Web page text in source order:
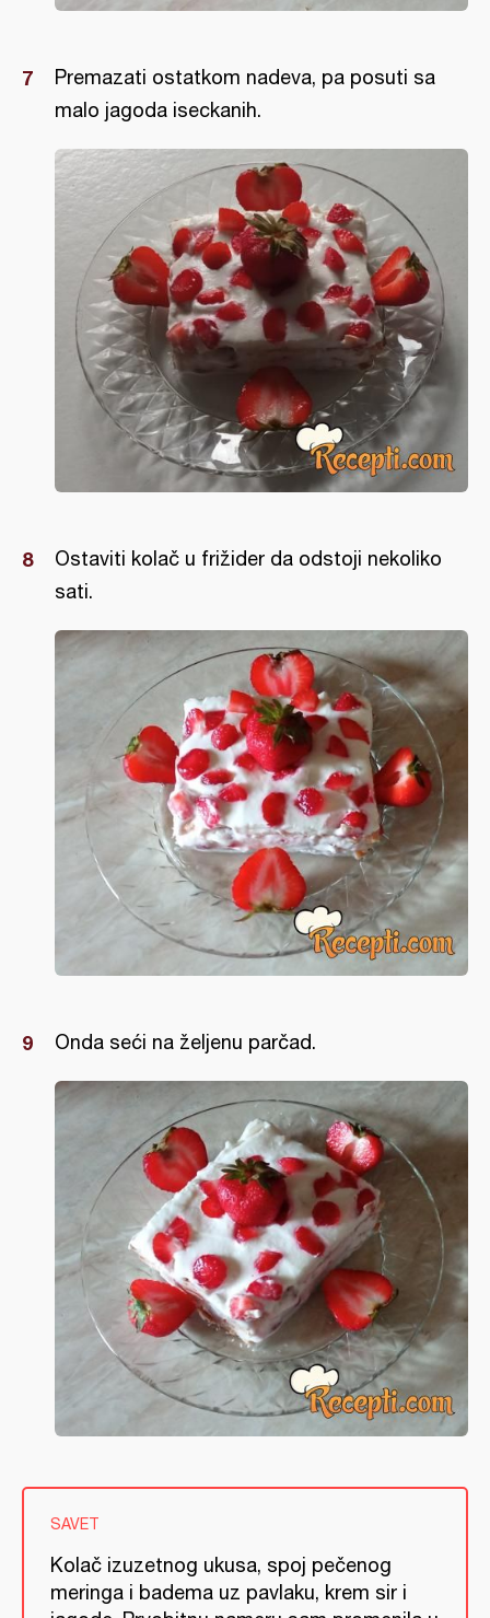
Premazati ostatkom nadeva, pa posuti sa
malo jagoda iseckanih.
Ostaviti kolač u frižider da odstoji nekoliko
sati.
Onda seći na željenu parčad.
SAVET
Kolač izuzetnog ukusa, spoj pečenog
meringa i badema uz pavlaku, krem sir i